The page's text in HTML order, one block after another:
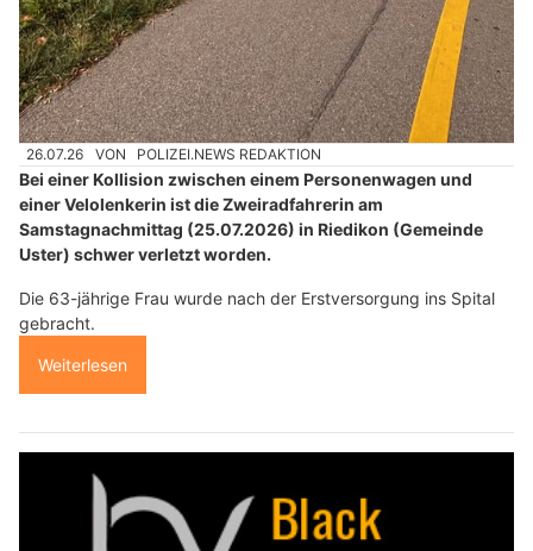
26.07.26 VON POLIZEI.NEWS REDAKTION
Bei einer Kollision zwischen einem Personenwagen und
einer Velolenkerin ist die Zweiradfahrerin am
Samstagnachmittag (25.07.2026) in Riedikon (Gemeinde
Uster) schwer verletzt worden.
Die 63-jährige Frau wurde nach der Erstversorgung ins Spital
gebracht.
Weiterlesen